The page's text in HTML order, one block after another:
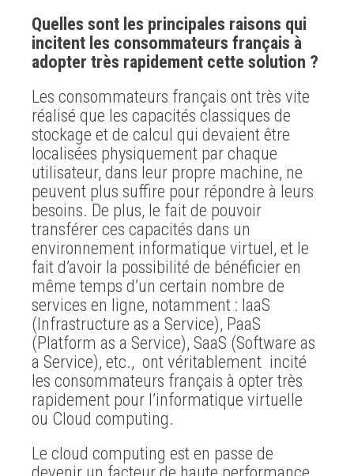
Quelles sont les principales raisons qui
incitent les consommateurs français à
adopter très rapidement cette solution ?
Les consommateurs français ont très vite
réalisé que les capacités classiques de
stockage et de calcul qui devaient être
localisées physiquement par chaque
utilisateur, dans leur propre machine, ne
peuvent plus suffire pour répondre à leurs
besoins. De plus, le fait de pouvoir
transférer ces capacités dans un
environnement informatique virtuel, et le
fait d’avoir la possibilité de bénéficier en
même temps d’un certain nombre de
services en ligne, notamment : IaaS
(Infrastructure as a Service), PaaS
(Platform as a Service), SaaS (Software as
a Service), etc., ont véritablement incité
les consommateurs français à opter très
rapidement pour l’informatique virtuelle
ou Cloud computing.
Le cloud computing est en passe de
devenir un facteur de haute performance